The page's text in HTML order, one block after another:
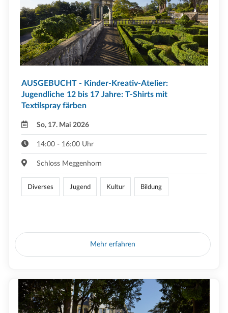
AUSGEBUCHT - Kinder-Kreativ-Atelier:
Jugendliche 12 bis 17 Jahre: T-Shirts mit
Textilspray färben
So, 17. Mai 2026
14:00 - 16:00 Uhr
Schloss Meggenhorn
Diverses Jugend Kultur Bildung
Mehr erfahren